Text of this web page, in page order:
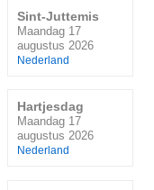
Sint-Juttemis
Maandag 17
augustus 2026
Nederland
Hartjesdag
Maandag 17
augustus 2026
Nederland